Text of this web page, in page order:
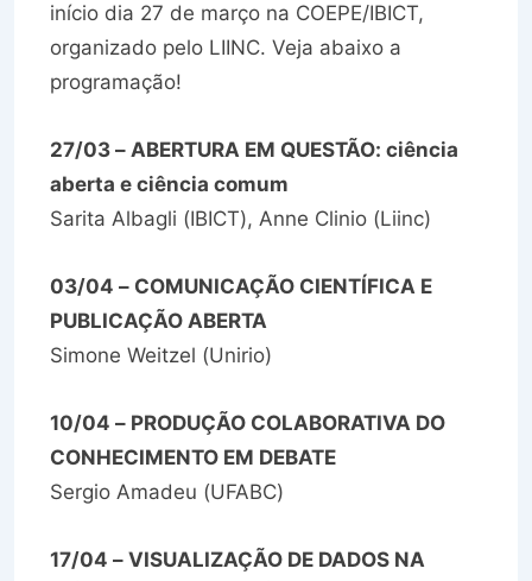
início dia 27 de março na COEPE/IBICT,
organizado pelo LIINC. Veja abaixo a
programação!
27/03 – ABERTURA EM QUESTÃO: ciência
aberta e ciência comum
Sarita Albagli (IBICT), Anne Clinio (Liinc)
03/04 – COMUNICAÇÃO CIENTÍFICA E
PUBLICAÇÃO ABERTA
Simone Weitzel (Unirio)
10/04 – PRODUÇÃO COLABORATIVA DO
CONHECIMENTO EM DEBATE
Sergio Amadeu (UFABC)
17/04 – VISUALIZAÇÃO DE DADOS NA